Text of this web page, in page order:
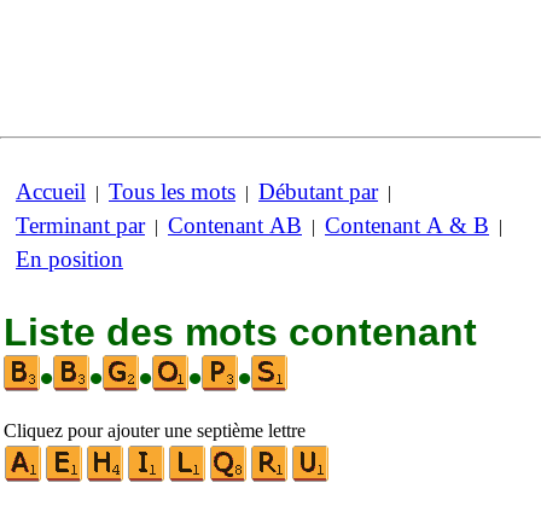
Accueil | Tous les mots | Débutant par|
Terminant par| Contenant AB | Contenant A & B |
En position
Liste des mots contenant
•
• • • •
Cliquez pour ajouter une septième lettre